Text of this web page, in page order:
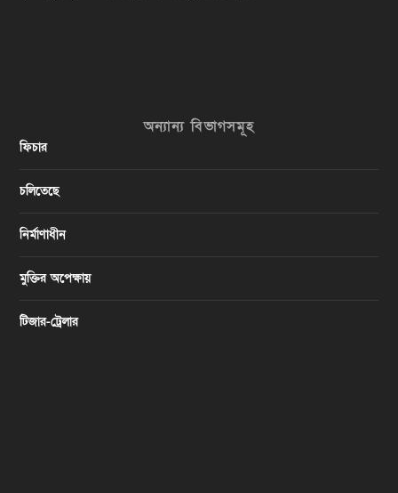
অন্যান্য বিভাগসমূহ
ফিচার
চলিতেছে
নির্মাণাধীন
মুক্তির অপেক্ষায়
টিজার-ট্রেলার